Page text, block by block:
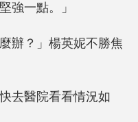
強一點。」
？」楊英妮不勝焦
醫院看看情況如